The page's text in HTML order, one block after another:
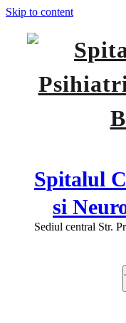
Skip to content
Spitalul
si
Sediul central Str.